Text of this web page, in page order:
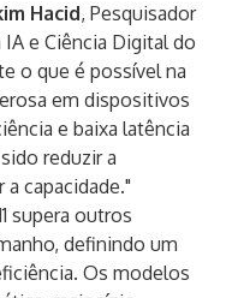
Hacid, Pesquisador
e Ciência Digital do
o que é possível na
em dispositivos
e baixa latência
reduzir a
capacidade."
supera outros
definindo um
Os modelos